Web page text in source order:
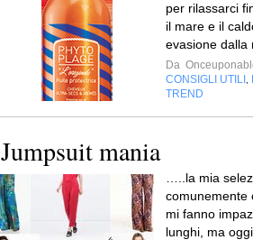
per rilassarci
il mare e il
evasione dalla
Da
CONSIGLI UTILI
TREND
Jumpsuit mania
…..la mia
comunemente
mi fanno
lunghi, ma